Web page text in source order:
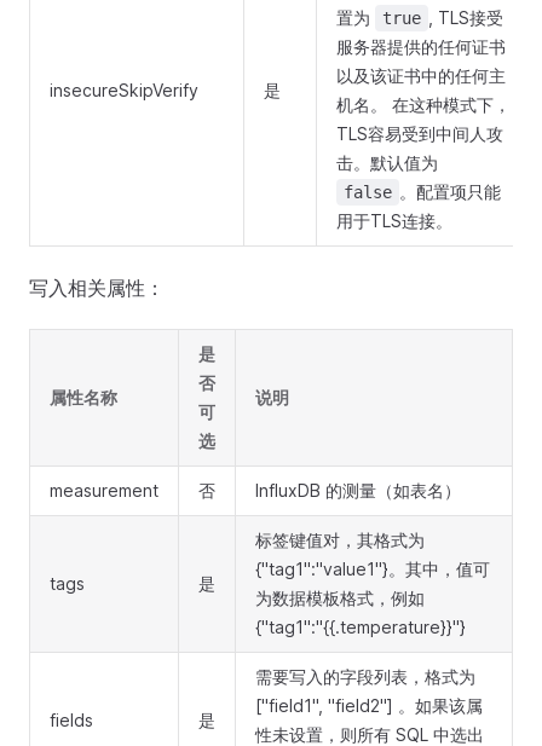
insecureSkipVerify 是
置为
true
, TLS接受
服务器提供的任何证书
以及该证书中的任何主
机名。 在这种模式下，
TLS容易受到中间人攻
击。默认值为
false 。配置项只能
用于TLS连接。
写入相关属性：
属性名称
是
否
可
选
说明
measurement 否 InfluxDB 的测量（如表名）
tags 是
标签键值对，其格式为
{"tag1":"value1"}。其中，值可
为数据模板格式，例如
{"tag1":"{{.temperature}}"}
fields 是
需要写入的字段列表，格式为
["field1", "field2"] 。如果该属
性未设置，则所有 SQL 中选出